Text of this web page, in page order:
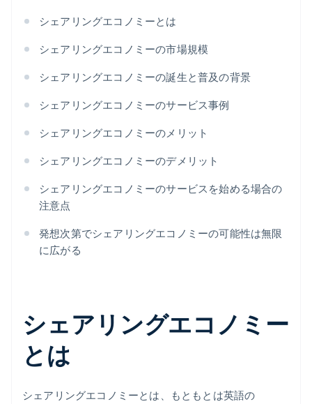
シェアリングエコノミーとは
シェアリングエコノミーの市場規模
シェアリングエコノミーの誕生と普及の背景
シェアリングエコノミーのサービス事例
シェアリングエコノミーのメリット
シェアリングエコノミーのデメリット
シェアリングエコノミーのサービスを始める場合の
注意点
発想次第でシェアリングエコノミーの可能性は無限
に広がる
シェアリングエコノミー
とは
シェアリングエコノミーとは、もともとは英語の